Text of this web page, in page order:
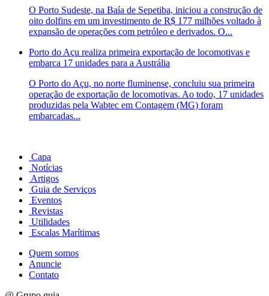
O Porto Sudeste, na Baía de Sepetiba, iniciou a construção de
oito dolfins em um investimento de R$ 177 milhões voltado à
expansão de operações com petróleo e derivados. O...
Porto do Açu realiza primeira exportação de locomotivas e
embarca 17 unidades para a Austrália
O Porto do Açu, no norte fluminense, concluiu sua primeira
operação de exportação de locomotivas. Ao todo, 17 unidades
produzidas pela Wabtec em Contagem (MG) foram
embarcadas...
Capa
Notícias
Artigos
Guia de Serviços
Eventos
Revistas
Utilidades
Escalas Marítimas
Quem somos
Anuncie
Contato